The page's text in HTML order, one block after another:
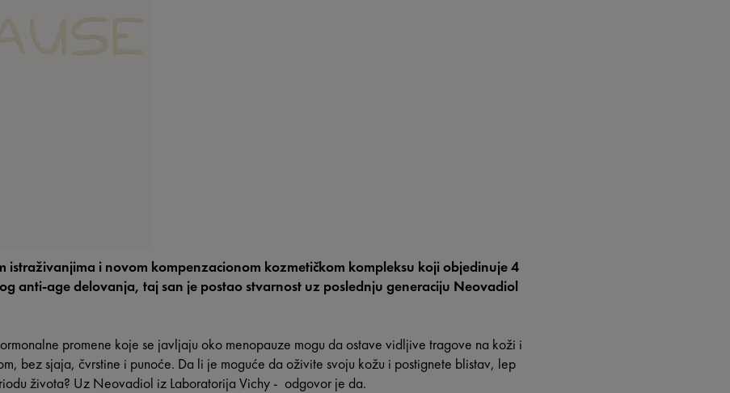
istraživanjima i novom kompenzacionom kozmetičkom kompleksu koji objedinuje 4
anti-age delovanja, taj san je postao stvarnost uz poslednju generaciju Neovadiol
promene koje se javljaju oko menopauze mogu da ostave vidljive tragove na koži i
bez sjaja, čvrstine i punoće. Da li je moguće da oživite svoju kožu i postignete blistav, lep
života? Uz Neovadiol iz Laboratorija Vichy - odgovor je da.